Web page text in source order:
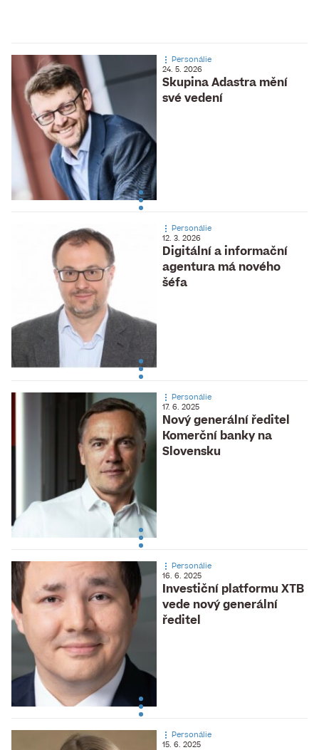
Skupina Adastra mění
své vedení
Personálie
24. 5. 2026
Digitální a informační
agentura má nového
šéfa
Personálie
12. 3. 2026
Nový generální ředitel
Komerční banky na
Slovensku
Personálie
17. 6. 2025
Investiční platformu XTB
vede nový generální
ředitel
Personálie
16. 6. 2025
Personálie
15. 6. 2025